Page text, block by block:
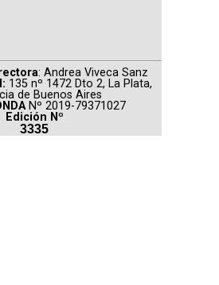
: Andrea Viveca Sanz
135 nº 1472 Dto 2, La Plata,
de Buenos Aires
Nº 2019-79371027
Edición Nº
3335